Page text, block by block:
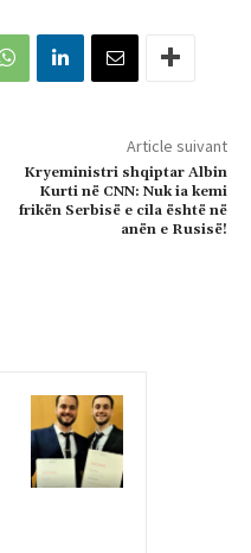
Article suivant
Kryeministri shqiptar Albin
Kurti në CNN: Nuk ia kemi
frikën Serbisë e cila është në
anën e Rusisë!